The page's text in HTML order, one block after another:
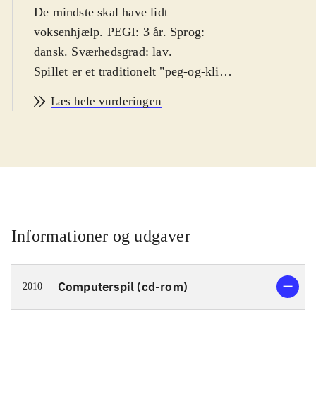
De mindste skal have lidt
voksenhjælp. PEGI: 3 år. Sprog:
dansk. Sværhedsgrad: lav.
Spillet er et traditionelt "peg-og-klik"
løse gåder og udforske omgivelserne
spileren videre. Historien er sat på et
vågner efter at have sovet i 100 år.
Hun vil prøve at finde sin familie og
får på vejen hjælp af en tryllealf og
andre mystiske væsener. Der lånes
med arme og ben fra kendte eventyr
og historier. Grafik og layout er i flot
Læs hele vurderingen
Informationer og udgaver
2010 Computerspil (cd-rom)